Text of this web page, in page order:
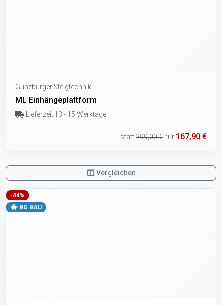
Günzburger Steigtechnik
ML Einhängeplattform
Lieferzeit 13 - 15 Werktage
statt299,00 € nur 167,90 €
Vergleichen
-44%
BG BAU